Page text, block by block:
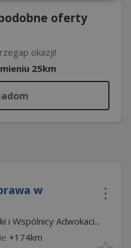
oferty
okazji!
25km
w
i Wspólnicy Adwokaci...
+174km